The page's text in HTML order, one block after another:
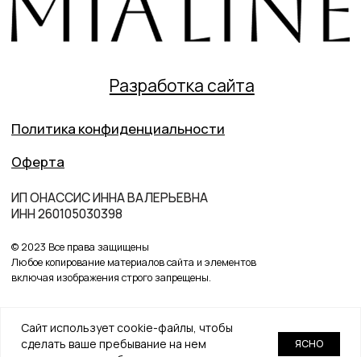
Сайт использует cookie-файлы, чтобы
сделать ваше пребывание на нем
ЯСНО